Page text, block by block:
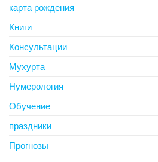
карта рождения
Книги
Консультации
Мухурта
Нумерология
Обучение
праздники
Прогнозы